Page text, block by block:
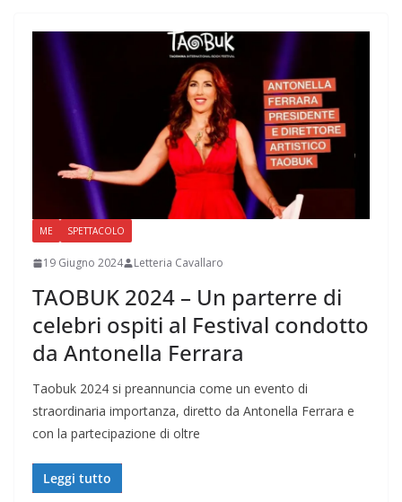
ME SPETTACOLO
19 Giugno 2024 Letteria Cavallaro
TAOBUK 2024 – Un parterre di
celebri ospiti al Festival condotto
da Antonella Ferrara
Taobuk 2024 si preannuncia come un evento di
straordinaria importanza, diretto da Antonella Ferrara e
con la partecipazione di oltre
Leggi tutto